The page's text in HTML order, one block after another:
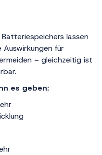
lassen
für
– gleichzeitig ist
es geben: